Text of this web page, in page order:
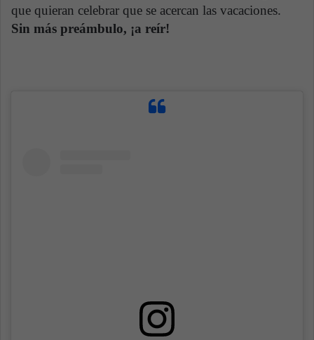
que quieran celebrar que se acercan las vacaciones.
Sin más preámbulo, ¡a reír!